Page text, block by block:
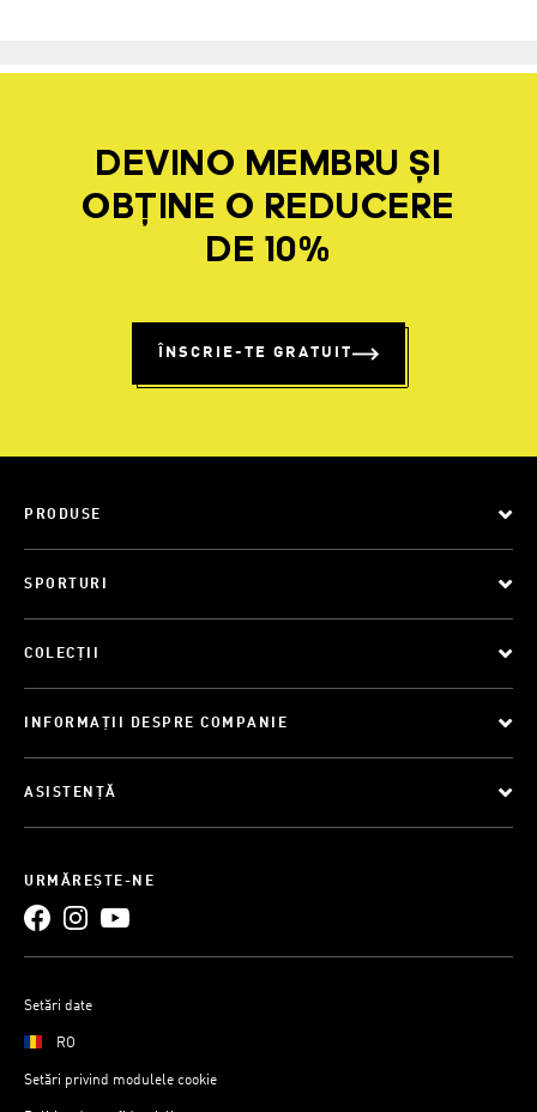
DEVINO MEMBRU ȘI
OBȚINE O REDUCERE
DE 10%
ÎNSCRIE-TE GRATUIT
PRODUSE
SPORTURI
COLECȚII
INFORMAȚII DESPRE COMPANIE
ASISTENȚĂ
URMĂREȘTE-NE
Setări date
RO
Setări privind modulele cookie